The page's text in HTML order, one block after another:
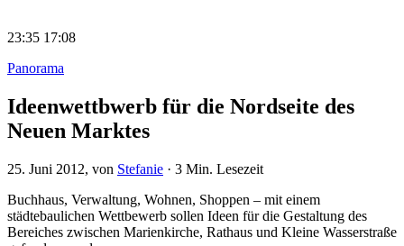
23:35 17:08
Panorama
Ideenwettbwerb für die Nordseite des
Neuen Marktes
25. Juni 2012, von Stefanie · 3 Min. Lesezeit
Buchhaus, Verwaltung, Wohnen, Shoppen – mit einem
städtebaulichen Wettbewerb sollen Ideen für die Gestaltung des
Bereiches zwischen Marienkirche, Rathaus und Kleine Wasserstraße